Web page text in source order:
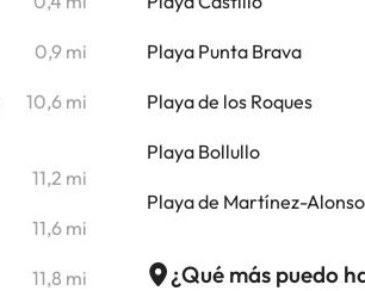
0,9 mi
10,6 mi
11,2 mi
11,6 mi
11,8 mi
Playa Punta Brava
Playa de los Roques
Playa Bollullo
Playa de Martínez-Alonso
¿Qué más puedo